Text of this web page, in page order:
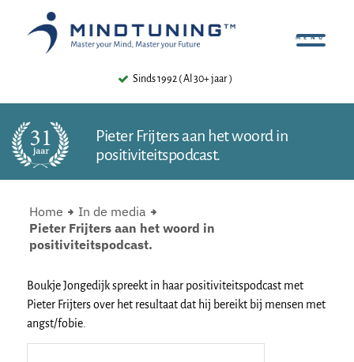
Sinds 1992 ( Al 30+ jaar )
Pieter Frijters aan het woord in
positiviteitspodcast.
Home
In de media
Pieter Frijters aan het woord in
positiviteitspodcast.
Boukje Jongedijk spreekt in haar positiviteitspodcast met
Pieter Frijters over het resultaat dat hij bereikt bij mensen met
angst/fobie.